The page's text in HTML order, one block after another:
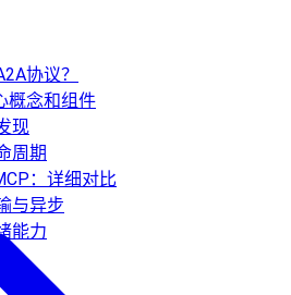
协议？
概念和组件
现
周期
：详细对比
与异步
能力